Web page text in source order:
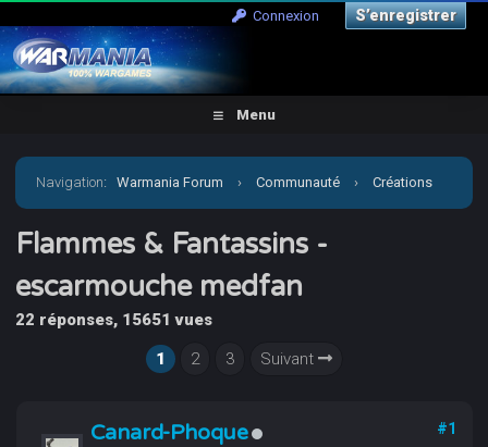
Connexion S’enregistrer
Menu
Navigation:Warmania Forum › Communauté › Créations
personnelles › Jeux et suppléments ›
Fantassins - escarmouche medfan
Flammes & Fantassins -
escarmouche medfan
22 réponses, 15651 vues
1
2 3 Suivant
Canard-Phoque #1